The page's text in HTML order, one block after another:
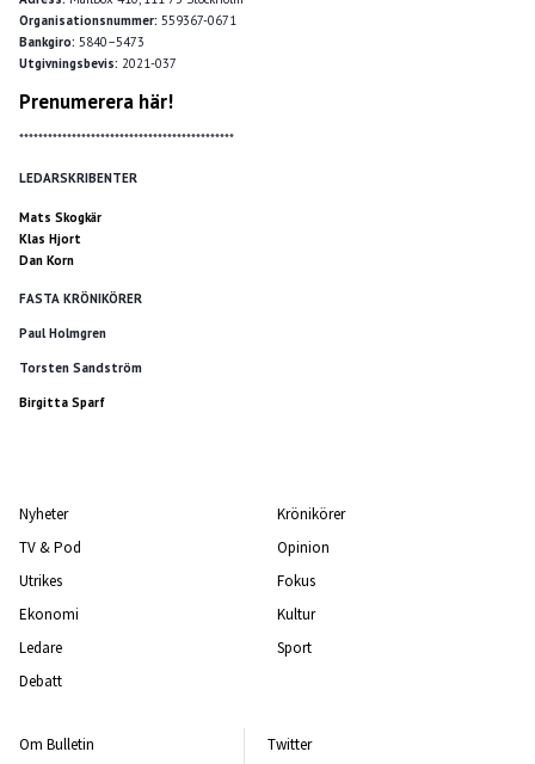
Organisationsnummer: 559367-0671
Bankgiro: 5840–5473
Utgivningsbevis: 2021-037
Prenumerera här!
*********************************************
LEDARSKRIBENTER
Mats Skogkär
Klas Hjort
Dan Korn
FASTA KRÖNIKÖRER
Paul Holmgren
Torsten Sandström
Birgitta Sparf
Nyheter
TV & Pod
Utrikes
Ekonomi
Ledare
Debatt
Krönikörer
Opinion
Fokus
Kultur
Sport
Om Bulletin Twitter